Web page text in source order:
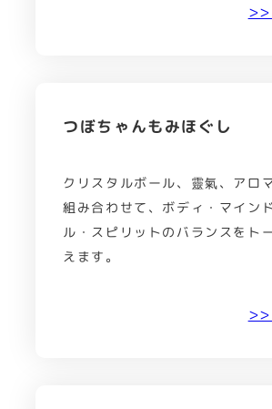
つぼちゃんもみほぐし
クリスタルボール、靈氣、アロ
組み合わせて、ボディ・マイン
ル・スピリットのバランスをト
えます。